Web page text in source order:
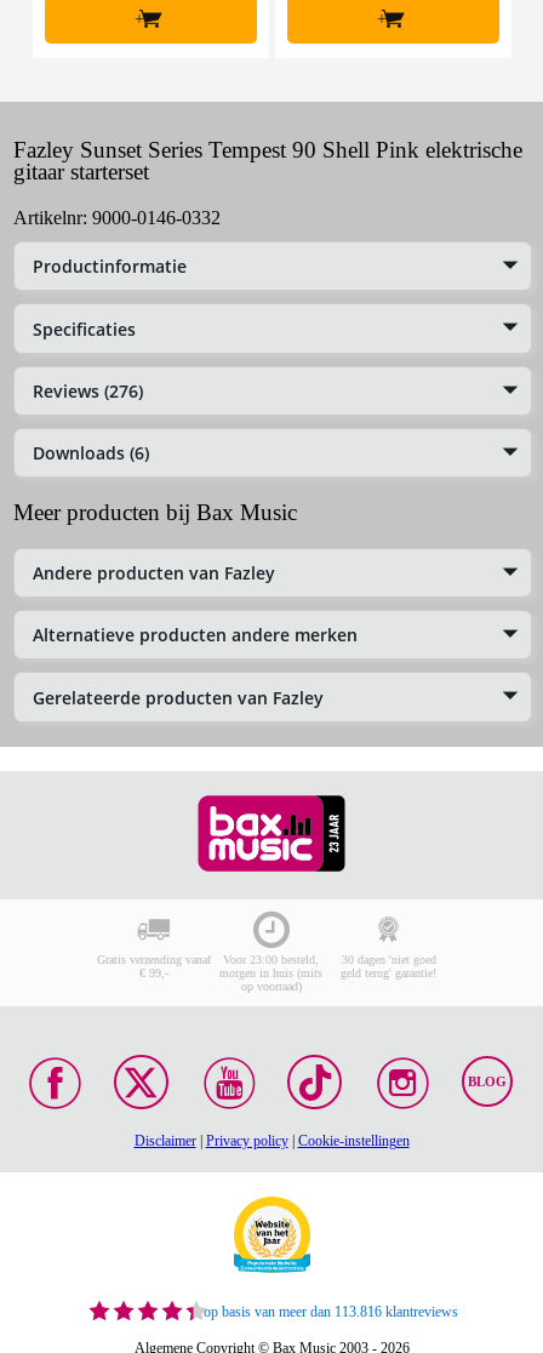
+ +
Fazley Sunset Series Tempest 90 Shell Pink elektrische
gitaar starterset
Artikelnr: 9000-0146-0332
Productinformatie
Specificaties
Reviews (276)
Downloads (6)
Meer producten bij Bax Music
Andere producten van Fazley
Alternatieve producten andere merken
Gerelateerde producten van Fazley
Gratis verzending vanaf
€ 99,-
Voor 23:00 besteld,
morgen in huis (mits
op voorraad)
30 dagen 'niet goed
geld terug' garantie!
BLOG
Disclaimer| Privacy policy| Cookie-instellingen
op basis van meer dan 113.816 klantreviews
Algemene Copyright © Bax Music 2003 - 2026